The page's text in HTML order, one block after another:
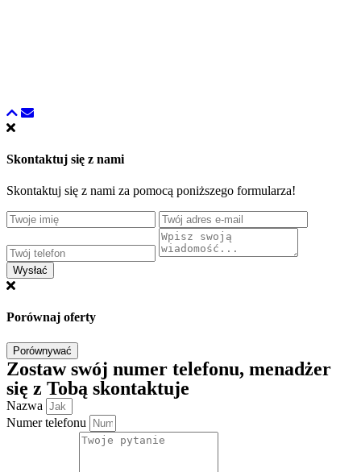
Skontaktuj się z nami
Skontaktuj się z nami za pomocą poniższego formularza!
Wysłać
Porównaj oferty
Porównywać
Zostaw swój numer telefonu, menadżer
się z Tobą skontaktuje
Nazwa
Numer telefonu